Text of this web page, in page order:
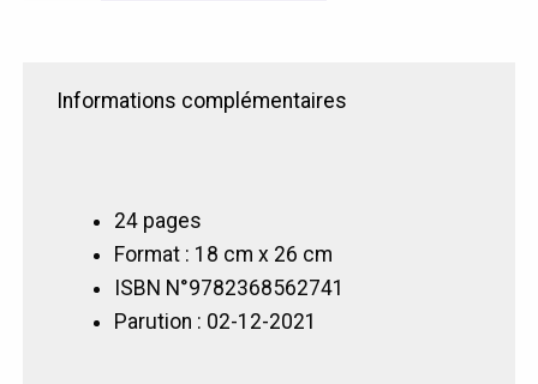
Informations complémentaires
24 pages
Format : 18 cm x 26 cm
ISBN N°9782368562741
Parution : 02-12-2021